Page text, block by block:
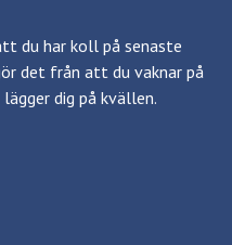
du har koll på senaste
det från att du vaknar på
dig på kvällen.